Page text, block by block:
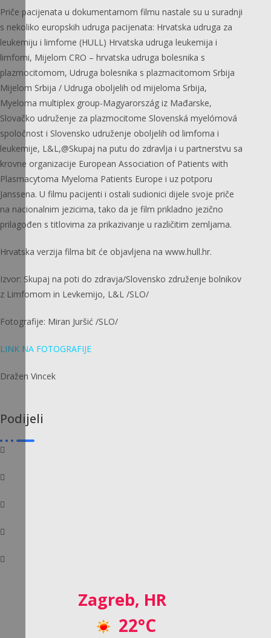
Priče pacijenata u dokumentarnom filmu nastale su u suradnji
s nekoliko europskih udruga pacijenata: Hrvatska udruga za
leukemiju i limfome (HULL) Hrvatska udruga leukemija i
limfomi, Mijelom CRO – hrvatska udruga bolesnika s
plazmocitomom, Udruga bolesnika s plazmacitomom Srbija
Mijelom Srbija / Udruga oboljelih od mijeloma Srbija,
Myeloma multiplex group-Magyarország iz Mađarske,
Slovačko udruženje za plazmocitome Slovenská myelómová
spoločnost i Slovensko udruženje oboljelih od limfoma i
leukemije, L&L,@Skupaj na putu do zdravlja i u partnerstvu sa
krovne organizacije European Association of Patients with
Plasmacytoma Myeloma Patients Europe i uz potporu
Janssena. U filmu pacijenti i ostali sudionici dijele svoje priče
na nacionalnim jezicima, tako da je film prikladno jezično
prilagođen s titlovima za prikazivanje u različitim zemljama.
Hrvatska verzija filma bit će objavljena na www.hull.hr.
Izvor: Skupaj na poti do zdravja/Slovensko združenje bolnikov
z Limfomom in Levkemijo, L&L /SLO/
Fotografije: Miran Juršić /SLO/
LINK NA FOTOGRAFIJE
Dražen Vincek
Podijeli
Zagreb, HR
22°C